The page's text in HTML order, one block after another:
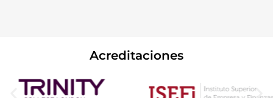
Acreditaciones